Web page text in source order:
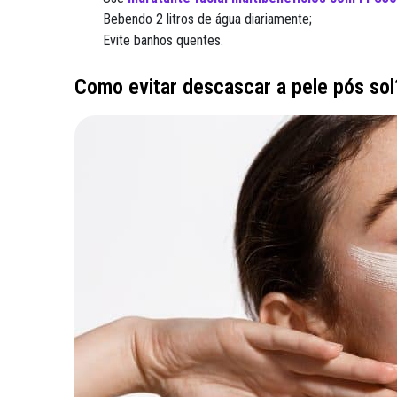
Bebendo 2 litros de água diariamente;
Evite banhos quentes.
Como evitar descascar a pele pós